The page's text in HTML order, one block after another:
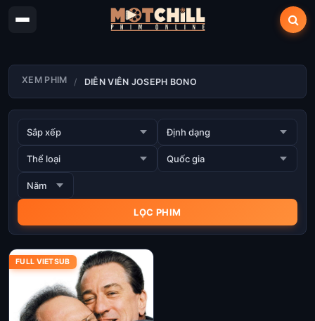
XEM PHIM DIỄN VIÊN JOSEPH BONO
FULL VIETSUB